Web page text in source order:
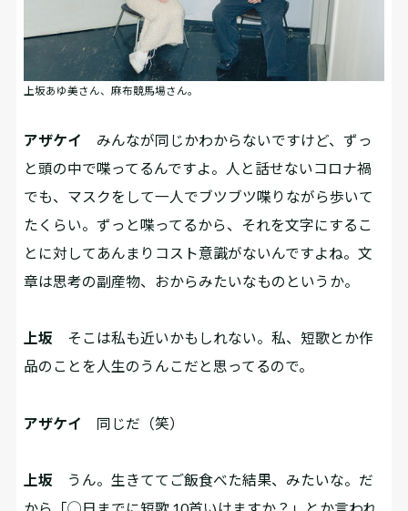
上坂あゆ美さん、麻布競馬場さん。
アザケイ
みんなが同じかわからないですけど、ずっ
と頭の中で喋ってるんですよ。人と話せないコロナ禍
でも、マスクをして一人でブツブツ喋りながら歩いて
たくらい。ずっと喋ってるから、それを文字にするこ
とに対してあんまりコスト意識がないんですよね。文
章は思考の副産物、おからみたいなものというか。
上坂 そこは私も近いかもしれない。私、短歌とか作
品のことを人生のうんこだと思ってるので。
アザケイ 同じだ（笑）
上坂 うん。生きててご飯食べた結果、みたいな。だ